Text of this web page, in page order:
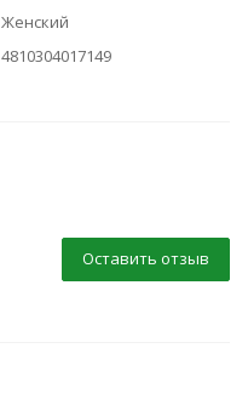
Женский
4810304017149
Оставить отзыв